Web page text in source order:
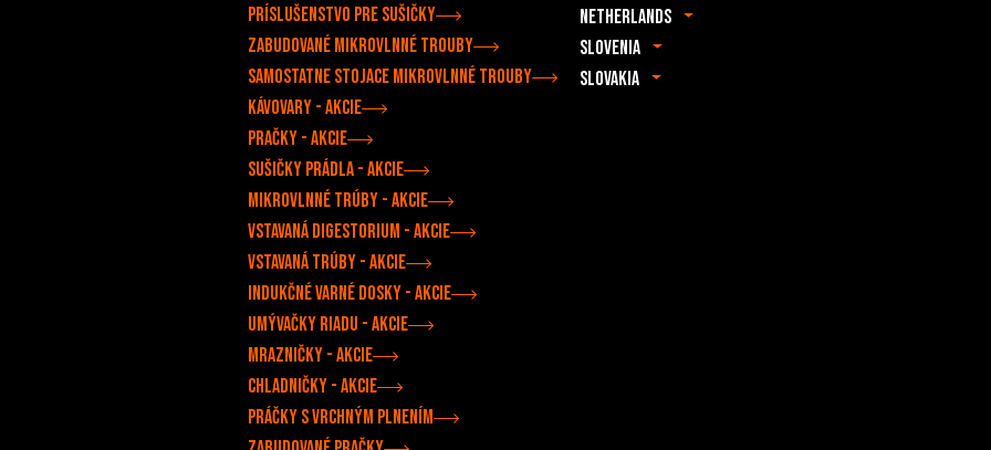
Príslušenstvo pre sušičky
Zabudované mikrovlnné trouby
Samostatne stojace mikrovlnné trouby
Kávovary - akcie
Pračky - akcie
Sušičky prádla - akcie
Mikrovlnné trúby - akcie
Vstavaná digestorium - akcie
Vstavaná trúby - akcie
Indukčné varné dosky - akcie
Umývačky riadu - akcie
Mrazničky - akcie
Chladničky - akcie
Práčky s vrchným plnením
Netherlands
Slovenia
Slovakia